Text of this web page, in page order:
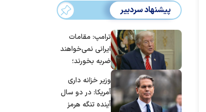
پیشنهاد سردبیر
ترامپ: مقامات
ایرانی نمی‌خواهند
ضربه بخورند؛
توافق برسند
وزیر خزانه داری
آمریکا: در دو سال
آینده تنگه هرمز